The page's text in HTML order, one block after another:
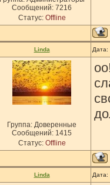
Сообщений: 7216
Статус: Offline
Linda
Группа: Доверенные
Сообщений: 1415
Статус: Offline
Linda